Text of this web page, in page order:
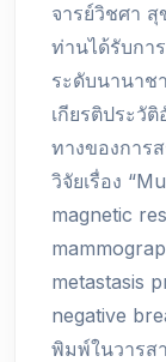
จารย์วิชศา
ท่านได้รับกา
ระดับนานาช
เกียรติประวั
ทางของการ
วิจัยเรื่อง
magnetic
metastasis
negative
พิมพ์ในวารส